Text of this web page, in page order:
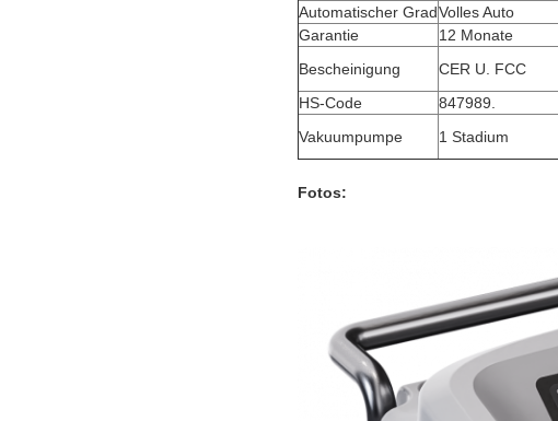
Automatischer GradVolles Auto
Garantie
12 Monate
Bescheinigung
CER U. FCC
HS-Code
847989.
Vakuumpumpe
1 Stadium
Fotos: